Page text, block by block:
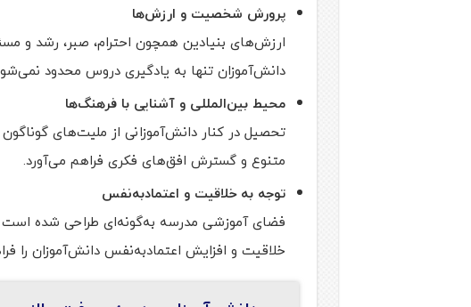
پرورش شخصیت و ارزش‌ها
ارزش‌های بنیادین همچون احترام، صبر، رشد و
دانش‌آموزان تنها به یادگیری دروس محدود
محیط بین‌المللی و آشنایی با فرهنگ‌ها
تحصیل در کنار دانش‌آموزانی از ملیت‌های
متنوع و گسترش افق‌های فکری فراهم می‌آورد.
توجه به خلاقیت و اعتمادبه‌نفس
فضای آموزشی مدرسه به‌گونه‌ای طراحی شده است
خلاقیت و افزایش اعتمادبه‌نفس دانش‌آموزان را